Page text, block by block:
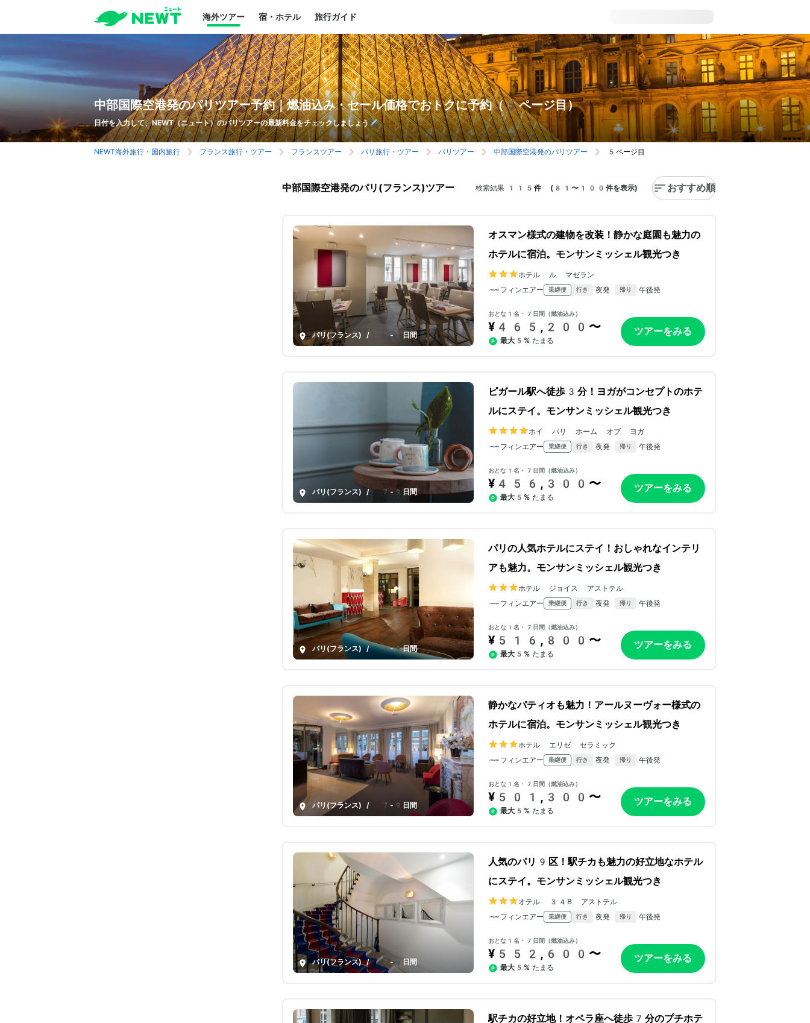
海外ツアー 宿・ホテル 旅行ガイド
中部国際空港発のパリツアー予約｜燃油込み・セール価格でおトクに予約（5ページ目）
日付を入力して、NEWT（ニュート）のパリツアーの最新料金をチェックしましょう✈️
NEWT海外旅行・国内旅行 フランス旅行・ツアー フランスツアー パリ旅行・ツアー パリツアー 中部国際空港発のパリツアー 5ページ目
中部国際空港発のパリ(フランス)ツアー 検索結果 115件 (81〜100件を表示) おすすめ順
パリ(フランス) / 7-8日間
オスマン様式の建物を改装！静かな庭園も魅力の
ホテルに宿泊。モンサンミッシェル観光つき
ホテル ル マゼラン
フィンエアー
乗継便 行き 夜発 帰り 午後発
おとな1名・7日間（燃油込み）
¥465,200〜
最大5% たまる
ツアーをみる
パリ(フランス) / 7-9日間
ピガール駅へ徒歩3分！ヨガがコンセプトのホテ
ルにステイ。モンサンミッシェル観光つき
ホイ パリ ホーム オブ ヨガ
フィンエアー
乗継便 行き 夜発 帰り 午後発
おとな1名・7日間（燃油込み）
¥456,300〜
最大5% たまる
ツアーをみる
パリ(フランス) / 7-9日間
パリの人気ホテルにステイ！おしゃれなインテリ
アも魅力。モンサンミッシェル観光つき
ホテル ジョイス アストテル
フィンエアー
乗継便 行き 夜発 帰り 午後発
おとな1名・7日間（燃油込み）
¥516,800〜
最大5% たまる
ツアーをみる
パリ(フランス) / 7-9日間
静かなパティオも魅力！アールヌーヴォー様式の
ホテルに宿泊。モンサンミッシェル観光つき
ホテル エリゼ セラミック
フィンエアー
乗継便 行き 夜発 帰り 午後発
おとな1名・7日間（燃油込み）
¥501,300〜
最大5% たまる
ツアーをみる
パリ(フランス) / 7-9日間
人気のパリ9区！駅チカも魅力の好立地なホテル
にステイ。モンサンミッシェル観光つき
オテル 34B アストテル
フィンエアー
乗継便 行き 夜発 帰り 午後発
おとな1名・7日間（燃油込み）
¥552,600〜
最大5% たまる
ツアーをみる
駅チカの好立地！オペラ座へ徒歩7分のプチホテ